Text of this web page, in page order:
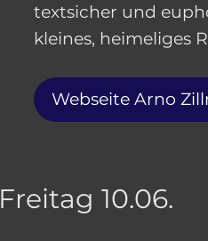
textsicher und
kleines, heimeliges
Webseite Arno
Freitag 10.06.